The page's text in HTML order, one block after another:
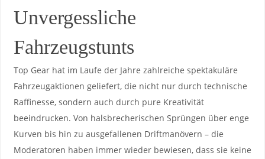
Unvergessliche
Fahrzeugstunts
Top Gear hat ⁣im ⁤Laufe der ‍Jahre zahlreiche spektakuläre
Fahrzeugaktionen geliefert, die ​nicht nur durch technische
Raffinesse, sondern auch durch pure Kreativität
beeindrucken. Von‌ halsbrecherischen ⁣Sprüngen über ‍enge
Kurven bis‌ hin zu ‌ausgefallenen Driftmanövern – die
Moderatoren haben ⁣immer wieder bewiesen, ‍dass sie keine